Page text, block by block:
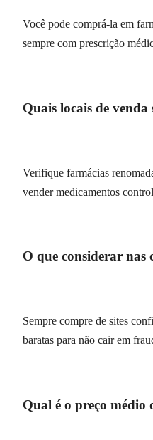
Você pode comprá-la em
sempre com prescrição
—
Quais locais de
Verifique farmácias
vender medicamentos
—
O que considerar nas
Sempre compre de sites
baratas para não cair em
—
Qual é o preço médio